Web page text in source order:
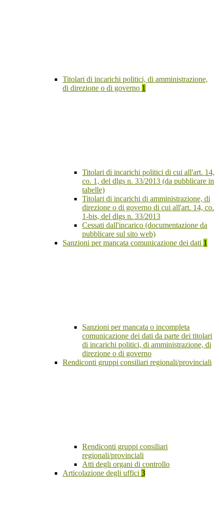
Titolari di incarichi politici, di amministrazione,
di direzione o di governo 1
Titolari di incarichi politici di cui all'art. 14,
co. 1, del dlgs n. 33/2013 (da pubblicare in
tabelle)
Titolari di incarichi di amministrazione, di
direzione o di governo di cui all'art. 14, co.
1-bis, del dlgs n. 33/2013
Cessati dall'incarico (documentazione da
pubblicare sul sito web)
Sanzioni per mancata comunicazione dei dati 1
Sanzioni per mancata o incompleta
comunicazione dei dati da parte dei titolari
di incarichi politici, di amministrazione, di
direzione o di governo
Rendiconti gruppi consiliari regionali/provinciali
Rendiconti gruppi consiliari
regionali/provinciali
Atti degli organi di controllo
Articolazione degli uffici 3